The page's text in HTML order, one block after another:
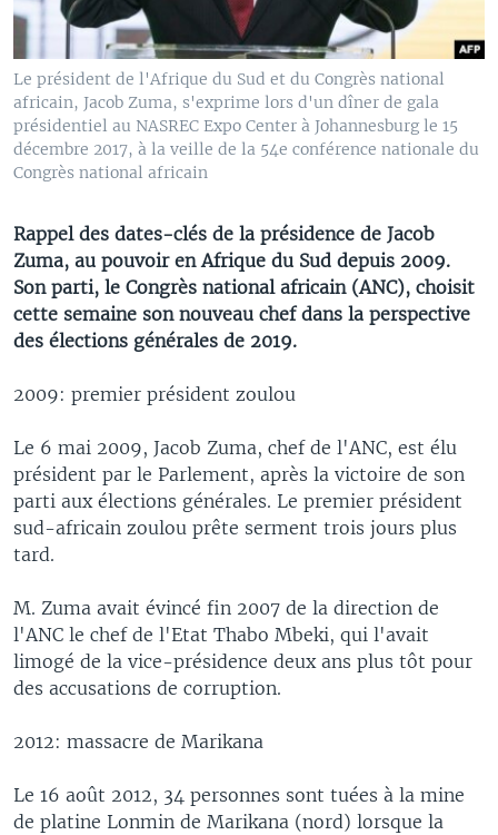
Le président de l'Afrique du Sud et du Congrès national
africain, Jacob Zuma, s'exprime lors d'un dîner de gala
présidentiel au NASREC Expo Center à Johannesburg le 15
décembre 2017, à la veille de la 54e conférence nationale du
Congrès national africain
Rappel des dates-clés de la présidence de Jacob
Zuma, au pouvoir en Afrique du Sud depuis 2009.
Son parti, le Congrès national africain (ANC), choisit
cette semaine son nouveau chef dans la perspective
des élections générales de 2019.
2009: premier président zoulou
Le 6 mai 2009, Jacob Zuma, chef de l'ANC, est élu
président par le Parlement, après la victoire de son
parti aux élections générales. Le premier président
sud-africain zoulou prête serment trois jours plus
tard.
M. Zuma avait évincé fin 2007 de la direction de
l'ANC le chef de l'Etat Thabo Mbeki, qui l'avait
limogé de la vice-présidence deux ans plus tôt pour
des accusations de corruption.
2012: massacre de Marikana
Le 16 août 2012, 34 personnes sont tuées à la mine
de platine Lonmin de Marikana (nord) lorsque la